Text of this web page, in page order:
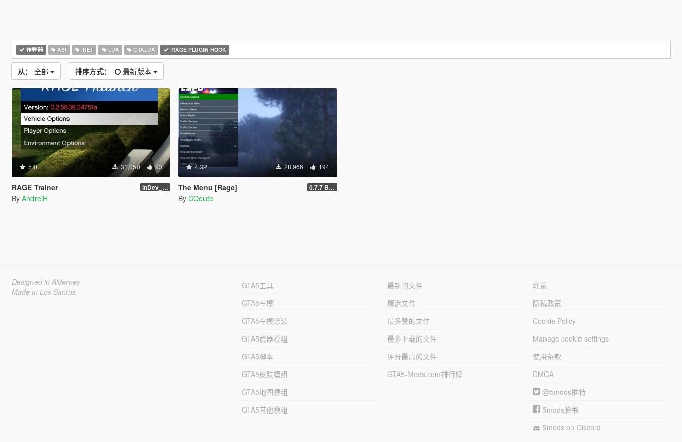
作弊器 ASI .NET LUA GTALUA RAGE PLUGIN HOOK
从： 全部 排序方式： 最新版本
5.0 31,050 93
RAGE Trainer inDev_0.4.145 (16112)
By AndreiH
4.32 28,966 194
The Menu [Rage] 0.7.7 Beta
By CQoute
Designed in Alderney
Made in Los Santos
GTA5工具
GTA5车模
GTA5车模涂装
GTA5武器模组
GTA5脚本
GTA5皮肤模组
GTA5地图模组
GTA5其他模组
最新的文件
精选文件
最多赞的文件
最多下载的文件
评分最高的文件
GTA5-Mods.com排行榜
联系
隐私政策
Cookie Policy
Manage cookie settings
使用条款
DMCA
@5mods推特
5mods脸书
5mods on Discord